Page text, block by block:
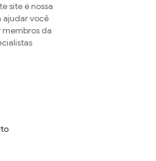
site é nossa
ajudar você
membros da